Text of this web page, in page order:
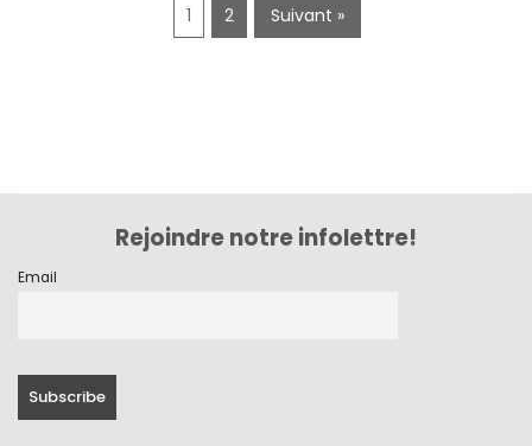
1 2 Suivant »
Rejoindre notre infolettre!
Email